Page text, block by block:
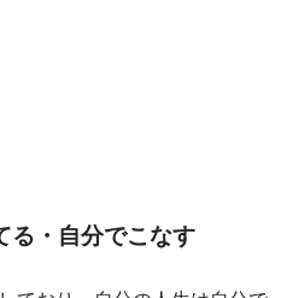
る・自分でこなす